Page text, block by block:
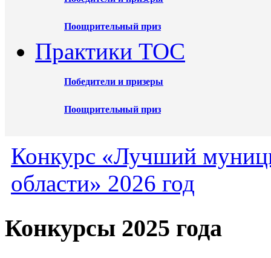
Поощрительный приз
Практики ТОС
Победители и призеры
Поощрительный приз
Конкурс «Лучший
области» 2026 год
Конкурсы 2025 года